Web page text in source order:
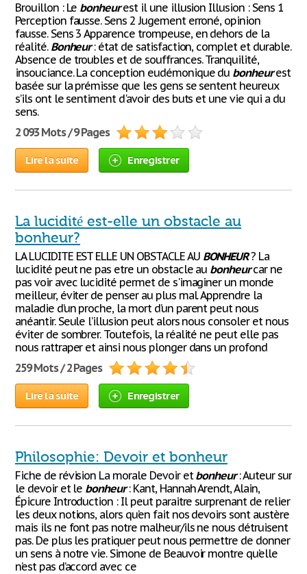
Brouillon : Le bonheurest il une illusion Illusion : Sens 1
Perception fausse. Sens 2 Jugement erroné, opinion
fausse. Sens 3 Apparence trompeuse, en dehors de la
réalité. Bonheur: état de satisfaction, complet et durable.
Absence de troubles et de souffrances. Tranquilité,
insouciance. La conception eudémonique du bonheurest
basée sur la prémisse que les gens se sentent heureux
s’ils ont le sentiment d'avoir des buts et une vie qui a du
sens.
2 093 Mots / 9 Pages
Lire la suite Enregistrer
La lucidité est-elle un obstacle au
bonheur?
LA LUCIDITE EST ELLE UN OBSTACLE AU BONHEUR? La
lucidité peut ne pas etre un obstacle au bonheurcar ne
pas voir avec lucidité permet de s'imaginer un monde
meilleur, éviter de penser au plus mal. Apprendre la
maladie d’un proche, la mort d’un parent peut nous
anéantir. Seule l’illusion peut alors nous consoler et nous
éviter de sombrer. Toutefois, la réalité ne peut elle pas
nous rattraper et ainsi nous plonger dans un profond
259 Mots / 2 Pages
Lire la suite Enregistrer
Philosophie: Devoir et bonheur
Fiche de révision La morale Devoir etbonheur: Auteur sur
le devoir et le bonheur: Kant, Hannah Arendt, Alain,
Épicure Introduction : Il peut paraitre surprenant de relier
les deux notions, alors qu’en fait nos devoirs sont austère
mais ils ne font pas notre malheur/ils ne nous détruisent
pas. De plus les pratiquer peut nous permettre de donner
un sens à notre vie. Simone de Beauvoir montre qu’elle
n’est pas d’accord avec ce